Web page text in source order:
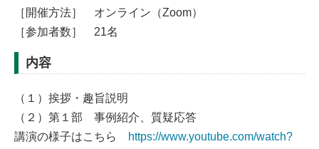
［開催方法］ オンライン（Zoom）
［参加者数］ 21名
内容
（１）挨拶・趣旨説明
（２）第１部 事例紹介、質疑応答
講演の様子はこちら
https://www.youtube.com/watch?